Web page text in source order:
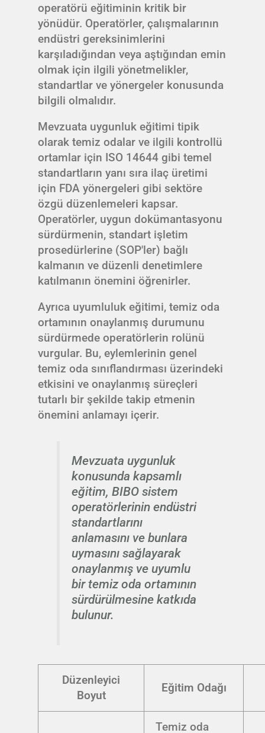
operatörü eğitiminin kritik bir
yönüdür. Operatörler, çalışmalarının
endüstri gereksinimlerini
karşıladığından veya aştığından emin
olmak için ilgili yönetmelikler,
standartlar ve yönergeler konusunda
bilgili olmalıdır.
Mevzuata uygunluk eğitimi tipik
olarak temiz odalar ve ilgili kontrollü
ortamlar için ISO 14644 gibi temel
standartların yanı sıra ilaç üretimi
için FDA yönergeleri gibi sektöre
özgü düzenlemeleri kapsar.
Operatörler, uygun dokümantasyonu
sürdürmenin, standart işletim
prosedürlerine (SOP'ler) bağlı
kalmanın ve düzenli denetimlere
katılmanın önemini öğrenirler.
Ayrıca uyumluluk eğitimi, temiz oda
ortamının onaylanmış durumunu
sürdürmede operatörlerin rolünü
vurgular. Bu, eylemlerinin genel
temiz oda sınıflandırması üzerindeki
etkisini ve onaylanmış süreçleri
tutarlı bir şekilde takip etmenin
önemini anlamayı içerir.
Mevzuata uygunluk
konusunda kapsamlı
eğitim, BIBO sistem
operatörlerinin endüstri
standartlarını
anlamasını ve bunlara
uymasını sağlayarak
onaylanmış ve uyumlu
bir temiz oda ortamının
sürdürülmesine katkıda
bulunur.
Düzenleyici
Boyut
Eğitim Odağı
Temiz oda